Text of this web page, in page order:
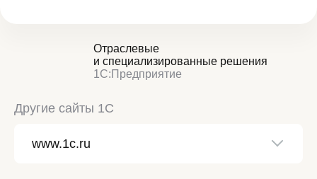
Отраслевые
и специализированные решения
1С:Предприятие
Другие сайты 1С